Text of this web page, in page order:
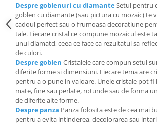
Despre goblenuri cu diamanteSetul pentru
goblen cu diamante (sau pictura cu mozaic) te
cadoul perfect sau o frumoasa decoratiune
tale. Fiecare cristal ce compune mozaicul este
unui diamatd, ceea ce face ca rezultatul sa
de culori.
Despre goblen Cristalele care compun setul
diferite forme si dimensiuni. Fiecare tema are
pentru a o pune in valoare. Unele cristale pot fi
mate, fine sau perlate, rotunde sau de forma
de diferite alte forme.
Despre panza Panza folosita este de cea mai
pentru a evita intinderea, decolorarea sau